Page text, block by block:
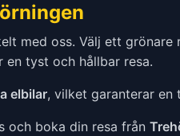
med oss. Välj ett grönare
en tyst och hållbar resa.
elbilar, vilket garanterar
och boka din resa från